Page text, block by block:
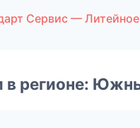
Сервис — Литейное
в регионе: